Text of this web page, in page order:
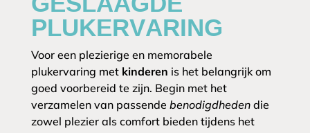
PLUKERVARING
Voor een plezierige en memorabele
plukervaring met kinderen is het belangrijk om
goed voorbereid te zijn. Begin met het
verzamelen van passende benodigdhedendie
zowel plezier als comfort bieden tijdens het